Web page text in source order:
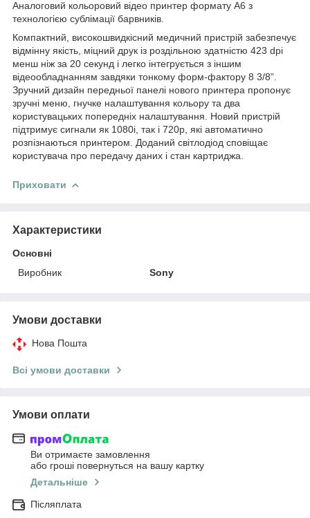
Аналоговий кольоровий відео принтер формату А6 з
технологією сублімації барвників.
Компактний, високошвидкісний медичний пристрій забезпечує
відмінну якість, міцний друк із роздільною здатністю 423 dpi
менш ніж за 20 секунд і легко інтегрується з іншим
відеообладнанням завдяки тонкому форм-фактору 8 3/8”.
Зручний дизайн передньої панелі нового принтера пропонує
зручні меню, гнучке налаштування кольору та два
користувацьких попередніх налаштування. Новий пристрій
підтримує сигнали як 1080i, так і 720p, які автоматично
розпізнаються принтером. Доданий світлодіод сповіщає
користувача про передачу даних і стан картриджа.
Приховати
Характеристики
Основні
Виробник
Sony
Умови доставки
Нова Пошта
Всі умови доставки
Умови оплати
Ви отримаєте замовлення
або гроші повернуться на вашу картку
Детальніше
Післяплата